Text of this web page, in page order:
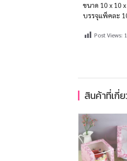
ขนาด 10 x 10
บรรจุแพ็คละ
Post Views:
สินค้าที่เกี่